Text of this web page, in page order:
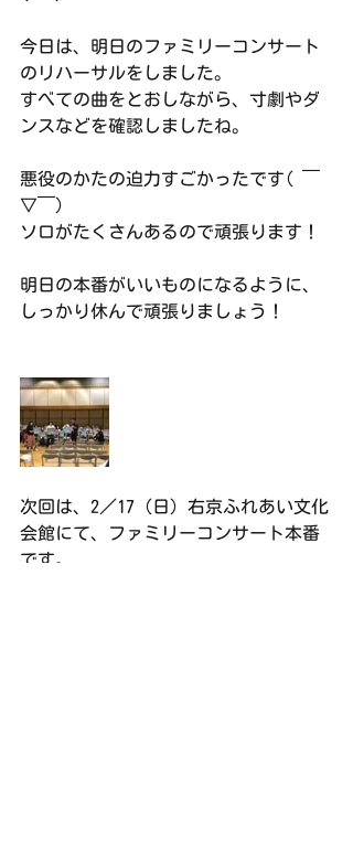
今日は、明日のファミリーコンサート
のリハーサルをしました。
すべての曲をとおしながら、寸劇やダ
ンスなどを確認しましたね。
悪役のかたの迫力すごかったです( ￣
▽￣)
ソロがたくさんあるので頑張ります！
明日の本番がいいものになるように、
しっかり休んで頑張りましょう！
次回は、2／17（日）右京ふれあい文化
会館にて、ファミリーコンサート本番
です。